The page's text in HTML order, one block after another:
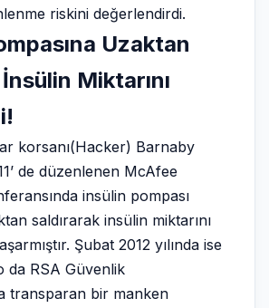
riskini değerlendirdi.
Uzaktan
Miktarını
korsanı(Hacker) Barnaby
de düzenlenen McAfee
insülin pompası
saldırarak insülin miktarını
Şubat 2012 yılında ise
da RSA Güvenlik
transparan bir manken